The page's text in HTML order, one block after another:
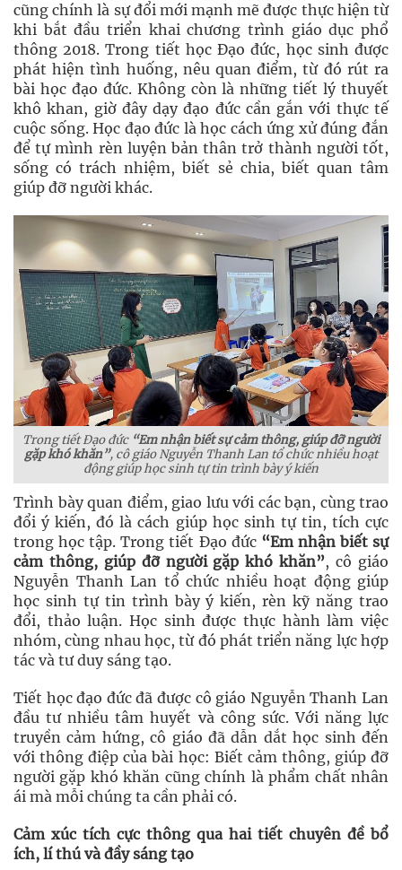
cũng chính là sự đổi mới mạnh mẽ được thực hiện từ
khi bắt đầu triển khai chương trình giáo dục phổ
thông 2018. Trong tiết học Đạo đức, học sinh được
phát hiện tình huống, nêu quan điểm, từ đó rút ra
bài học đạo đức. Không còn là những tiết lý thuyết
khô khan, giờ đây dạy đạo đức cần gắn với thực tế
cuộc sống. Học đạo đức là học cách ứng xử đúng đắn
để tự mình rèn luyện bản thân trở thành người tốt,
sống có trách nhiệm, biết sẻ chia, biết quan tâm
giúp đỡ người khác.
Trong tiết Đạo đức “Em nhận biết sự cảm thông, giúp đỡ người
gặp khó khăn”, cô giáo Nguyễn Thanh Lan tổ chức nhiều hoạt
động giúp học sinh tự tin trình bày ý kiến
Trình bày quan điểm, giao lưu với các bạn, cùng trao
đổi ý kiến, đó là cách giúp học sinh tự tin, tích cực
trong học tập. Trong tiết Đạo đức “Em nhận biết sự
cảm thông, giúp đỡ người gặp khó khăn”, cô giáo
Nguyễn Thanh Lan tổ chức nhiều hoạt động giúp
học sinh tự tin trình bày ý kiến, rèn kỹ năng trao
đổi, thảo luận. Học sinh được thực hành làm việc
nhóm, cùng nhau học, từ đó phát triển năng lực hợp
tác và tư duy sáng tạo.
Tiết học đạo đức đã được cô giáo Nguyễn Thanh Lan
đầu tư nhiều tâm huyết và công sức. Với năng lực
truyền cảm hứng, cô giáo đã dẫn dắt học sinh đến
với thông điệp của bài học: Biết cảm thông, giúp đỡ
người gặp khó khăn cũng chính là phẩm chất nhân
ái mà mỗi chúng ta cần phải có.
Cảm xúc tích cực thông qua hai tiết chuyên đề bổ
ích, lí thú và đầy sáng tạo